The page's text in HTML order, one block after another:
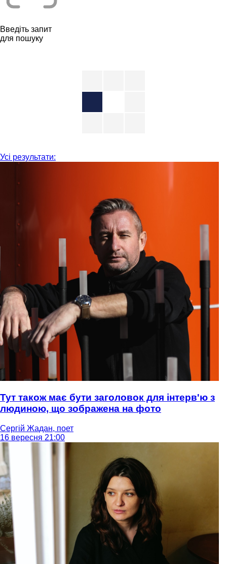
Введіть запит
для пошуку
Усі результати:
Тут також має бути заголовок для інтерв'ю з
людиною, що зображена на фото
Сергій Жадан, поет
16 вересня 21:00